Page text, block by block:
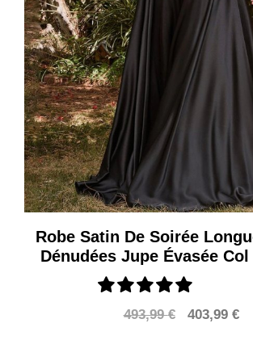
Robe Satin De Soirée
Dénudées Jupe Évasée
493,99€
Le
403,99 €Le